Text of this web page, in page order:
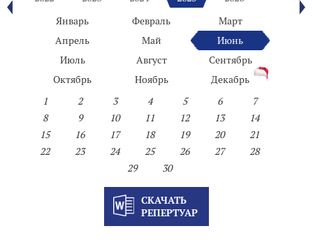
Январь
Февраль
Март
Апрель
Май
Июнь
Июль
Август
Сентябрь
Октябрь
Ноябрь
Декабрь
1
2 3 4 5 6
7
8
9 10 11 12 13
14
15
16 17 18 19 20
21
22
23 24 25 26 27
28
29
30
СКАЧАТЬ
РЕПЕРТУАР